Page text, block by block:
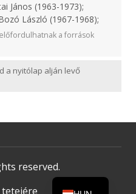
János (1963-1973);
László (1967-1968);
a források
a nyitólap alján levő
reserved.
tetejére